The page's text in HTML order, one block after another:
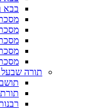
בבא
תורה